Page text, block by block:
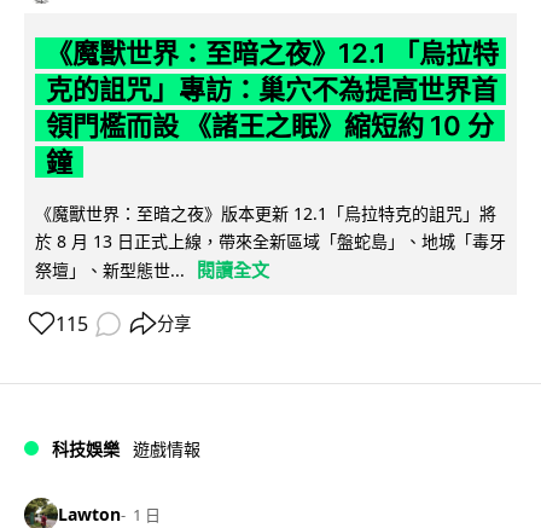
《魔獸世界：至暗之夜》12.1 「烏拉特
克的詛咒」專訪：巢穴不為提高世界首
領門檻而設 《諸王之眠》縮短約 10 分
鐘
《魔獸世界：至暗之夜》版本更新 12.1「烏拉特克的詛咒」將
於 8 月 13 日正式上線，帶來全新區域「盤蛇島」、地城「毒牙
祭壇」、新型態世...
閱讀全文
115 分享
科技娛樂 遊戲情報
Lawton 1 日